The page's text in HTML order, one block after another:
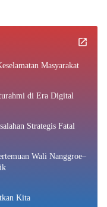
Masyarakat
di Era Digital
Strategis Fatal
Wali Nanggroe–
Kita